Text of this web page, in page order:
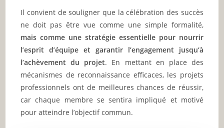
Il convient de souligner que la célébration des succès
ne doit pas être vue comme une simple formalité,
mais comme une stratégie essentielle pour nourrir
l’esprit d’équipe et garantir l’engagement jusqu’à
l’achèvement du projet. En mettant en place des
mécanismes de reconnaissance efficaces, les projets
professionnels ont de meilleures chances de réussir,
car chaque membre se sentira impliqué et motivé
pour atteindre l’objectif commun.